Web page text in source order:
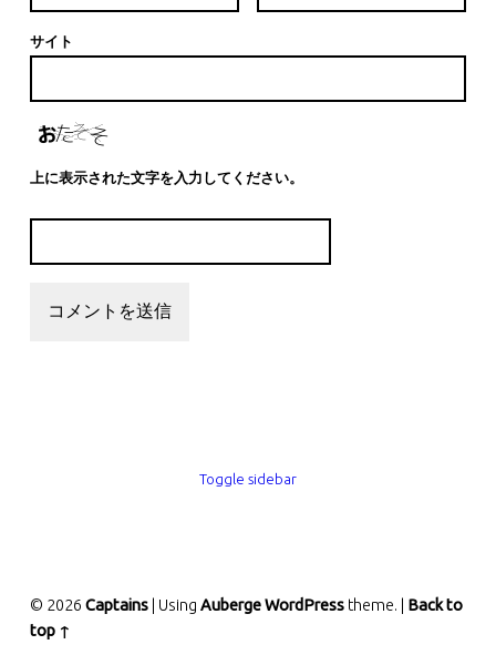
サイト
上に表示された文字を入力してください。
Toggle sidebar
© 2026 Captains Using AubergeWordPresstheme.
Back to
top ↑